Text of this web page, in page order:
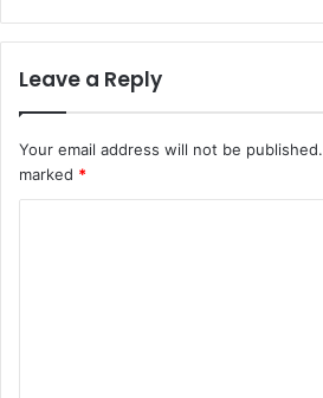
Leave a Reply
Your email address will not be published.
marked *